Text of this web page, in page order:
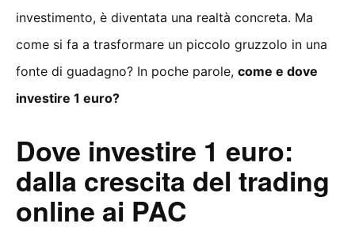
investimento, è diventata una realtà concreta. Ma
come si fa a trasformare un piccolo gruzzolo in una
fonte di guadagno? In poche parole, come e dove
investire 1 euro?
Dove investire 1 euro:
dalla crescita del trading
online ai PAC